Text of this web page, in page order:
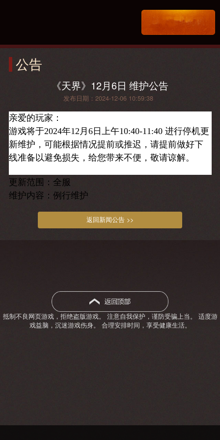
公告
《天界》12月6日 维护公告
发布日期：2024-12-06 10:59:38
亲爱的玩家：
游戏将于2024年12月6日上午10:40-11:40 进行停机更
新维护，可能根据情况提前或推迟，请提前做好下
线准备以避免损失，给您带来不便，敬请谅解。
更新范围：全服
维护内容：例行维护
返回新闻公告 >>
抵制不良网页游戏，拒绝盗版游戏。 注意自我保护，谨防受骗上当。 适度游
戏益脑，沉迷游戏伤身。 合理安排时间，享受健康生活。